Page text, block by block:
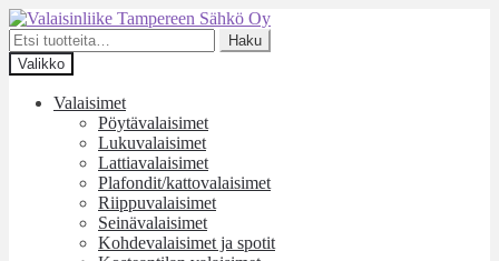
Siirry
navigointiin
Siirry
sisältöön
Etsi:
Haku
Valikko
Valaisimet
Pöytävalaisimet
Lukuvalaisimet
Lattiavalaisimet
Plafondit/kattovalaisimet
Riippuvalaisimet
Seinävalaisimet
Kohdevalaisimet ja spotit